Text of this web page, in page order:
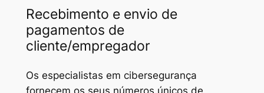
Recebimento e envio de
pagamentos de
cliente/empregador
Os especialistas em cibersegurança
fornecem os seus números únicos de